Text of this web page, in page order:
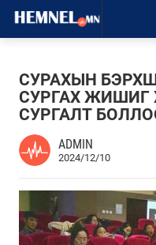
СУРАХЫН
СУРГАХ ЖИШИГ
СУРГАЛТ
ADMIN
2024/12/10